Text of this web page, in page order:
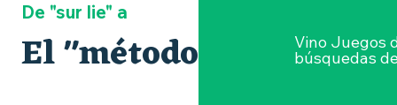
Vino Juegos
búsquedas
De "sur lie" a
El "método Nantes